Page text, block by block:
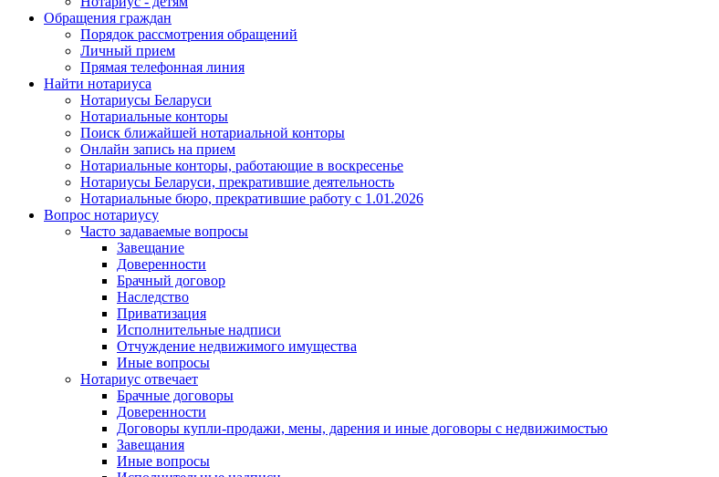
Обращения граждан
Порядок рассмотрения обращений
Личный прием
Прямая телефонная линия
Найти нотариуса
Нотариусы Беларуси
Нотариальные конторы
Поиск ближайшей нотариальной конторы
Онлайн запись на прием
Нотариальные конторы, работающие в воскресенье
Нотариусы Беларуси, прекратившие деятельность
Нотариальные бюро, прекратившие работу с 1.01.2026
Вопрос нотариусу
Часто задаваемые вопросы
Завещание
Доверенности
Брачный договор
Наследство
Приватизация
Исполнительные надписи
Отчуждение недвижимого имущества
Иные вопросы
Нотариус отвечает
Брачные договоры
Доверенности
Договоры купли-продажи, мены, дарения и иные договоры с недвижимостью
Завещания
Иные вопросы